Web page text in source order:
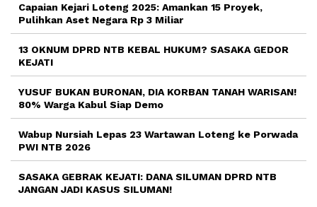
Capaian Kejari Loteng 2025: Amankan 15 Proyek,
Pulihkan Aset Negara Rp 3 Miliar
13 OKNUM DPRD NTB KEBAL HUKUM? SASAKA GEDOR
KEJATI
YUSUF BUKAN BURONAN, DIA KORBAN TANAH WARISAN!
80% Warga Kabul Siap Demo
Wabup Nursiah Lepas 23 Wartawan Loteng ke Porwada
PWI NTB 2026
SASAKA GEBRAK KEJATI: DANA SILUMAN DPRD NTB
JANGAN JADI KASUS SILUMAN!